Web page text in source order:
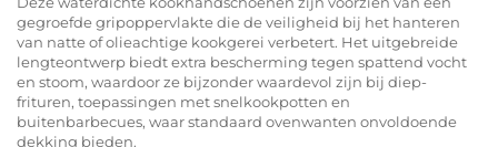
gegroefde gripoppervlakte die de veiligheid bij het hanteren
van natte of olieachtige kookgerei verbetert. Het uitgebreide
lengteontwerp biedt extra bescherming tegen spattend vocht
en stoom, waardoor ze bijzonder waardevol zijn bij diep-
frituren, toepassingen met snelkookpotten en
buitenbarbecues, waar standaard ovenwanten onvoldoende
dekking bieden.